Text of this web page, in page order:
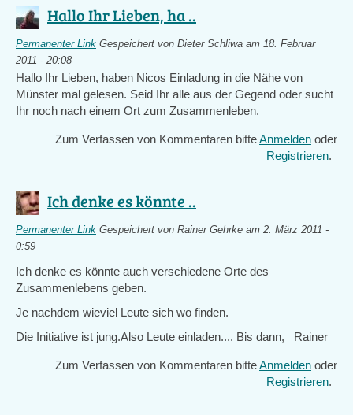
Hallo Ihr Lieben, ha ..
Permanenter Link Gespeichert von Dieter Schliwa am 18. Februar
2011 - 20:08
Hallo Ihr Lieben, haben Nicos Einladung in die Nähe von
Münster mal gelesen. Seid Ihr alle aus der Gegend oder sucht
Ihr noch nach einem Ort zum Zusammenleben.
Zum Verfassen von Kommentaren bitteAnmelden oder
Registrieren.
Ich denke es könnte ..
Permanenter Link Gespeichert von Rainer Gehrke am 2. März 2011 -
0:59
Ich denke es könnte auch verschiedene Orte des
Zusammenlebens geben.
Je nachdem wieviel Leute sich wo finden.
Die Initiative ist jung.Also Leute einladen.... Bis dann, Rainer
Zum Verfassen von Kommentaren bitteAnmelden oder
Registrieren.